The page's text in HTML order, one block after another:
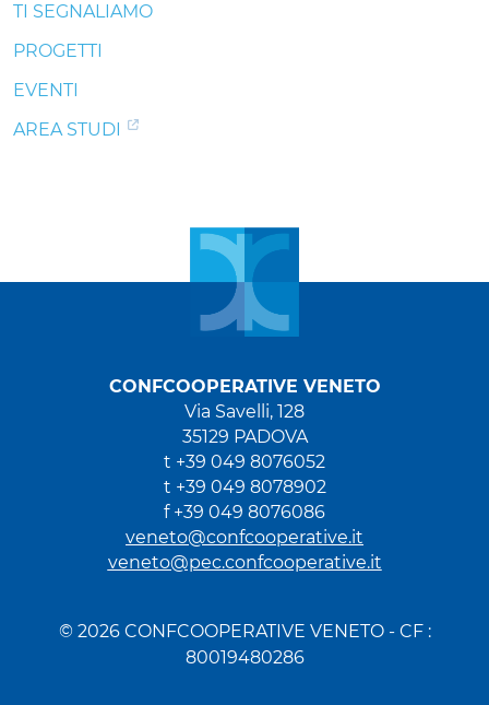
TI SEGNALIAMO
PROGETTI
EVENTI
AREA STUDI
CONFCOOPERATIVE VENETO
Via Savelli, 128
35129 PADOVA
t +39 049 8076052
t +39 049 8078902
f +39 049 8076086
veneto@confcooperative.it
veneto@pec.confcooperative.it
© 2026 CONFCOOPERATIVE VENETO - CF :
80019480286